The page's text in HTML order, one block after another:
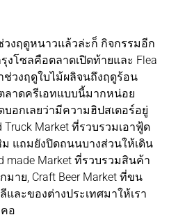
วงฤดูหนาวแล้วล่ะก็ กิจกรรมอีก
งโซลคือตลาดเปิดท้ายและ Flea
ช่วงฤดูใบไม้ผลิจนถึงฤดูร้อน
ลาดครีเอทแบบนี้มากหน่อย
อกเลยว่ามีความฮิปสเตอร์อยู่
Market ที่รวบรวมเอาฟู้ด
ม แถมยังปิดถนนบางส่วนให้เดิน
made Market ที่รวบรวมสินค้า
มาย, Craft Beer Market ที่ขน
และของต่างประเทศมาให้เรา
อ